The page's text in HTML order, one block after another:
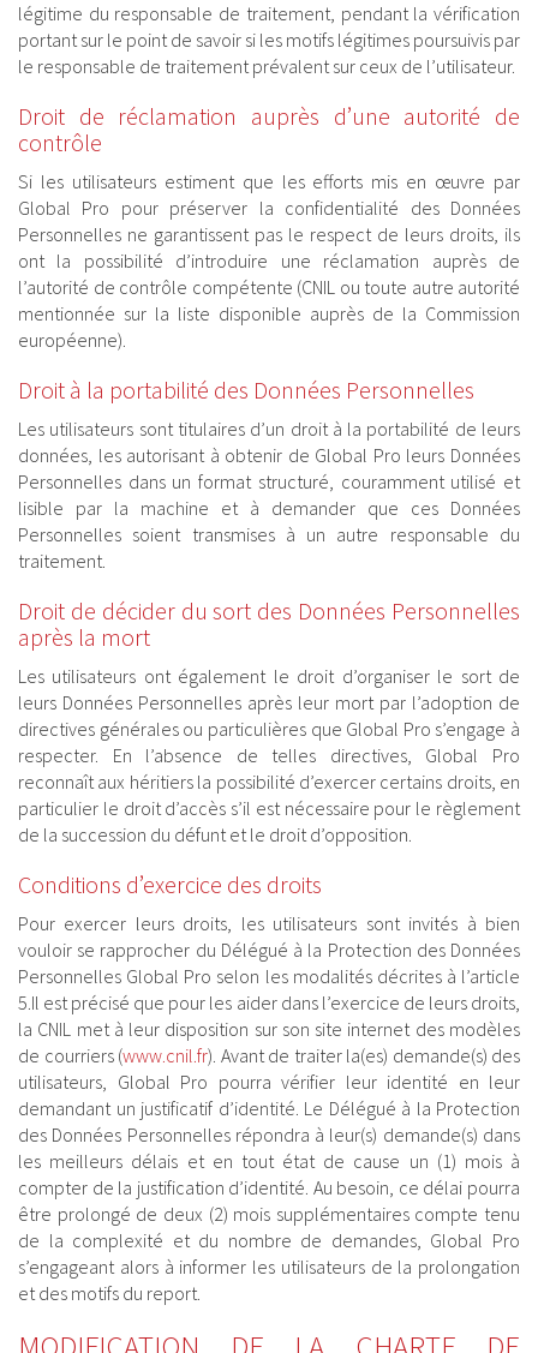
légitime du responsable de traitement, pendant la vérification
portant sur le point de savoir si les motifs légitimes poursuivis par
le responsable de traitement prévalent sur ceux de l’utilisateur.
Droit de réclamation auprès d’une autorité de
contrôle
Si les utilisateurs estiment que les efforts mis en œuvre par
Global Pro pour préserver la confidentialité des Données
Personnelles ne garantissent pas le respect de leurs droits, ils
ont la possibilité d’introduire une réclamation auprès de
l’autorité de contrôle compétente (CNIL ou toute autre autorité
mentionnée sur la liste disponible auprès de la Commission
européenne).
Droit à la portabilité des Données Personnelles
Les utilisateurs sont titulaires d’un droit à la portabilité de leurs
données, les autorisant à obtenir de Global Pro leurs Données
Personnelles dans un format structuré, couramment utilisé et
lisible par la machine et à demander que ces Données
Personnelles soient transmises à un autre responsable du
traitement.
Droit de décider du sort des Données Personnelles
après la mort
Les utilisateurs ont également le droit d’organiser le sort de
leurs Données Personnelles après leur mort par l’adoption de
directives générales ou particulières que Global Pro s’engage à
respecter. En l’absence de telles directives, Global Pro
reconnaît aux héritiers la possibilité d’exercer certains droits, en
particulier le droit d’accès s’il est nécessaire pour le règlement
de la succession du défunt et le droit d’opposition.
Conditions d’exercice des droits
Pour exercer leurs droits, les utilisateurs sont invités à bien
vouloir se rapprocher du Délégué à la Protection des Données
Personnelles Global Pro selon les modalités décrites à l’article
5.Il est précisé que pour les aider dans l’exercice de leurs droits,
la CNIL met à leur disposition sur son site internet des modèles
de courriers (www.cnil.fr). Avant de traiter la(es) demande(s) des
utilisateurs, Global Pro pourra vérifier leur identité en leur
demandant un justificatif d’identité. Le Délégué à la Protection
des Données Personnelles répondra à leur(s) demande(s) dans
les meilleurs délais et en tout état de cause un (1) mois à
compter de la justification d’identité. Au besoin, ce délai pourra
être prolongé de deux (2) mois supplémentaires compte tenu
de la complexité et du nombre de demandes, Global Pro
s’engageant alors à informer les utilisateurs de la prolongation
et des motifs du report.